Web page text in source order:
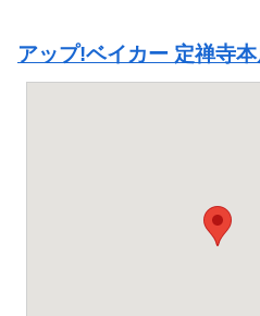
アップ!ベイカー 定禅寺